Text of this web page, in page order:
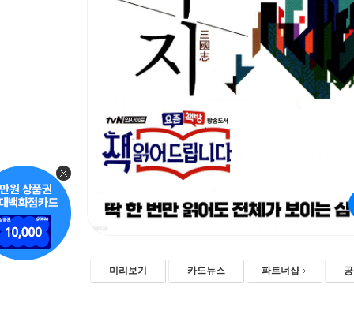
미리보기 카드뉴스 파트너샵